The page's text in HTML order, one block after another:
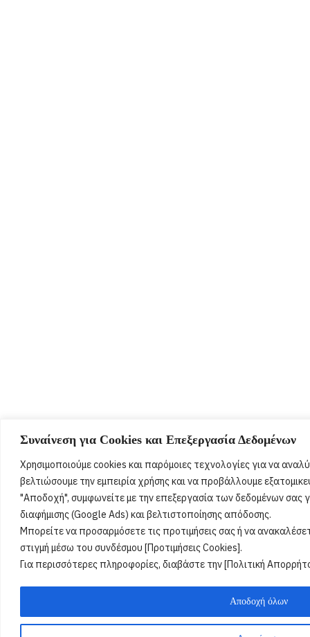
Συναίνεση για Cookies και Επεξεργασία Δεδομένων
Χρησιμοποιούμε cookies και παρόμοιες τεχνολογίες για να
βελτιώσουμε την εμπειρία χρήσης και να προβάλλουμε
"Αποδοχή", συμφωνείτε με την επεξεργασία των δεδομένων σας
διαφήμισης (Google Ads) και βελτιστοποίησης απόδοσης.
Μπορείτε να προσαρμόσετε τις προτιμήσεις σας ή να
στιγμή μέσω του συνδέσμου [Προτιμήσεις Cookies].
Για περισσότερες πληροφορίες, διαβάστε την [Πολιτική
Αποδοχή όλων